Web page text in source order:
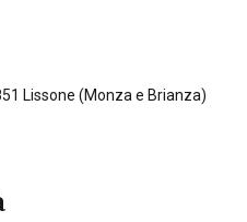
Lissone (Monza e Brianza)